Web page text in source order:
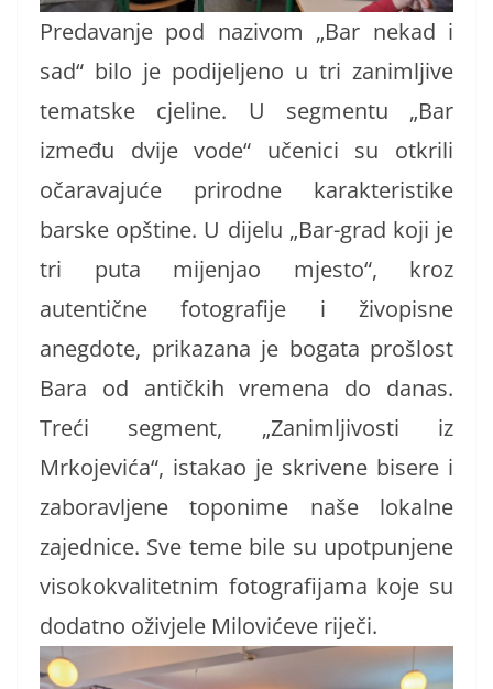
Predavanje pod nazivom „Bar nekad i
sad“ bilo je podijeljeno u tri zanimljive
tematske cjeline. U segmentu „Bar
između dvije vode“ učenici su otkrili
očaravajuće prirodne karakteristike
barske opštine. U dijelu „Bar-grad koji je
tri puta mijenjao mjesto“, kroz
autentične fotografije i živopisne
anegdote, prikazana je bogata prošlost
Bara od antičkih vremena do danas.
Treći segment, „Zanimljivosti iz
Mrkojevića“, istakao je skrivene bisere i
zaboravljene toponime naše lokalne
zajednice. Sve teme bile su upotpunjene
visokokvalitetnim fotografijama koje su
dodatno oživjele Milovićeve riječi.